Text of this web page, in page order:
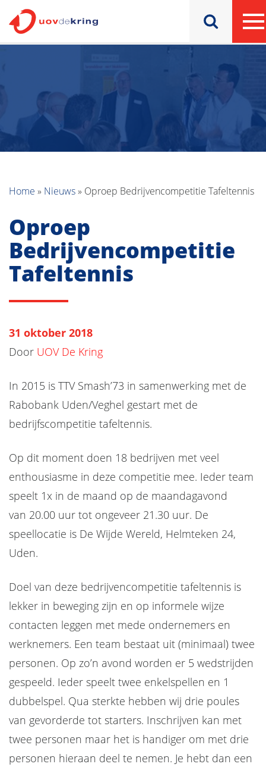
Home » Nieuws» Oproep Bedrijvencompetitie Tafeltennis
Oproep
Bedrijvencompetitie
Tafeltennis
31 oktober 2018
Door UOV De Kring
In 2015 is TTV Smash’73 in samenwerking met de
Rabobank Uden/Veghel gestart met de
bedrijfscompetitie tafeltennis.
Op dit moment doen 18 bedrijven met veel
enthousiasme in deze competitie mee. Ieder team
speelt 1x in de maand op de maandagavond
van 20.00 uur tot ongeveer 21.30 uur. De
speellocatie is De Wijde Wereld, Helmteken 24,
Uden.
Doel van deze bedrijvencompetitie tafeltennis is
lekker in beweging zijn en op informele wijze
contacten leggen met mede ondernemers en
werknemers. Een team bestaat uit (minimaal) twee
personen. Op zo’n avond worden er 5 wedstrijden
gespeeld. Ieder speelt twee enkelspellen en 1
dubbelspel. Qua sterkte hebben wij drie poules
van gevorderde tot starters. Inschrijven kan met
twee personen maar het is handiger om met drie
personen hieraan deel te nemen. Je hebt dan een